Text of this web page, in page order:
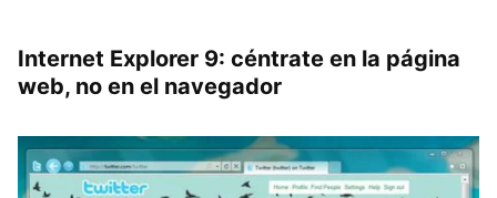
Internet Explorer 9: céntrate en la página
web, no en el navegador